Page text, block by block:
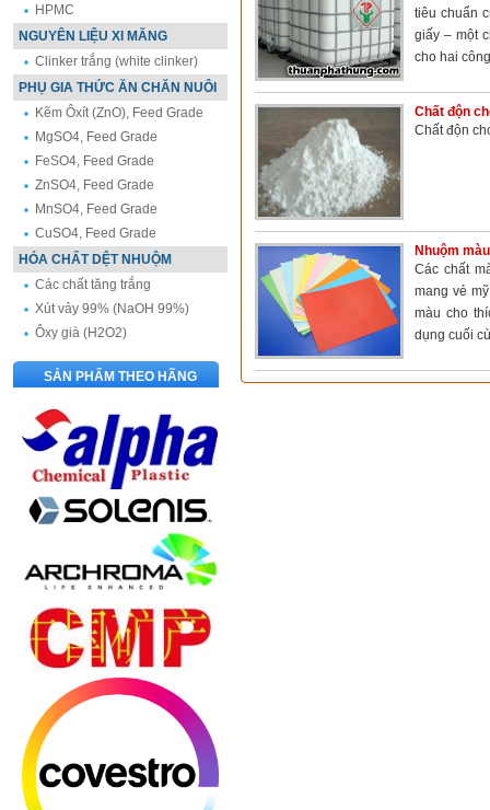
HPMC
NGUYÊN LIỆU XI MĂNG
Clinker trắng (white clinker)
PHỤ GIA THỨC ĂN CHĂN NUÔI
Kẽm Ôxít (ZnO), Feed Grade
MgSO4, Feed Grade
FeSO4, Feed Grade
ZnSO4, Feed Grade
MnSO4, Feed Grade
CuSO4, Feed Grade
HÓA CHẤT DỆT NHUỘM
Các chất tăng trắng
Xút vảy 99% (NaOH 99%)
Ôxy già (H2O2)
SẢN PHẨM THEO HÃNG
tiêu chuẩn
giấy – một
cho hai
Chất độn
Chất độn
Nhuộm
Các chất
mang vẻ
màu cho
dụng cuối